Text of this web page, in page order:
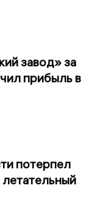
завод» за
прибыль в
потерпел